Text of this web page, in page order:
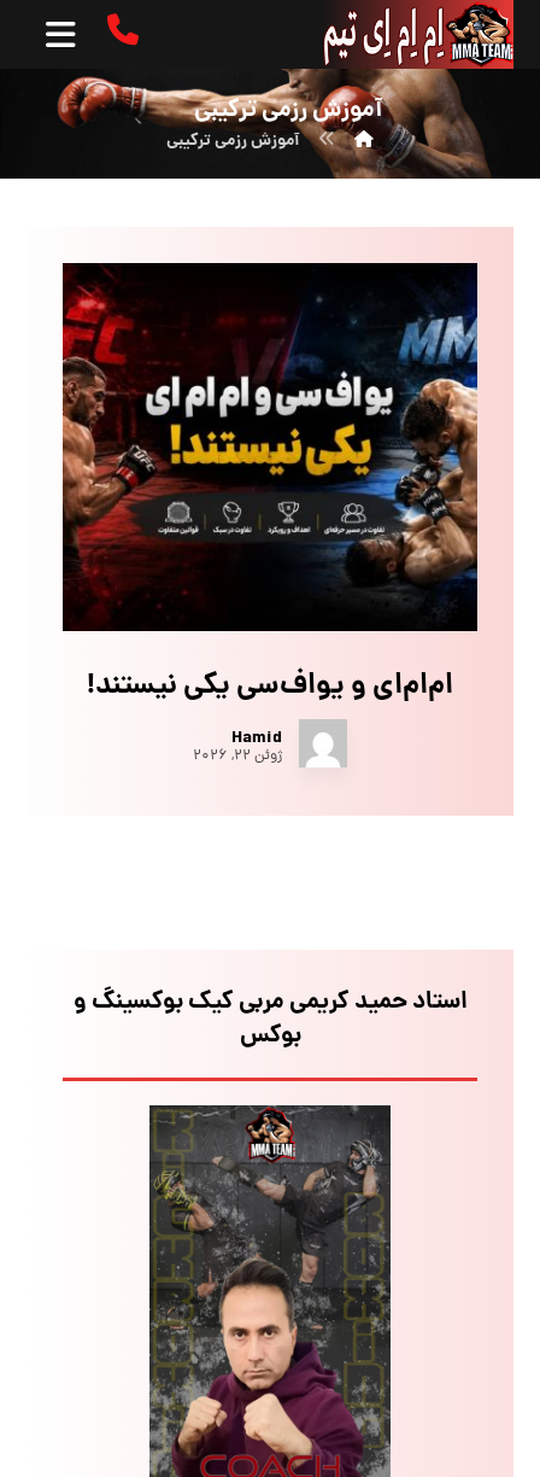
آموزش رزمی ترکیبی
آموزش رزمی ترکیبی
ام‌ام‌ای و یو‌اف‌سی یکی نیستند!
Hamid
ژوئن ۲۲, ۲۰۲۶
استاد حمید کریمی مربی کیک بوکسینگ و
بوکس